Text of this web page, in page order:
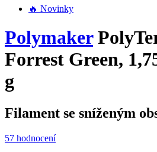
🔥 Novinky
Polymaker
Forrest Green,
g
Filament se sníženým
57 hodnocení